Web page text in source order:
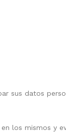
sus datos
los mismos y